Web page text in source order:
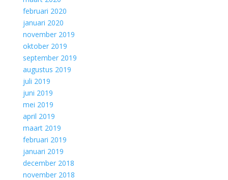
februari 2020
januari 2020
november 2019
oktober 2019
september 2019
augustus 2019
juli 2019
juni 2019
mei 2019
april 2019
maart 2019
februari 2019
januari 2019
december 2018
november 2018